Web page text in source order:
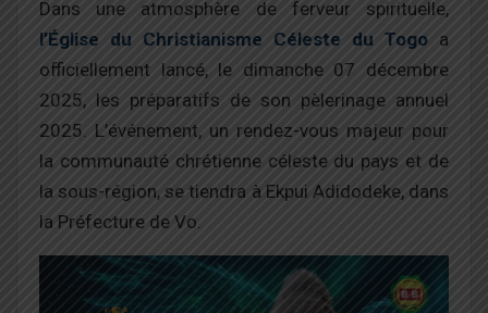
Dans une atmosphère de ferveur spirituelle,
l’Église du Christianisme Céleste du Togo a
officiellement lancé, le dimanche 07 décembre
2025, les préparatifs de son pèlerinage annuel
2025. L’événement, un rendez-vous majeur pour
la communauté chrétienne céleste du pays et de
la sous-région, se tiendra à Ekpui Adidodeke, dans
la Préfecture de Vo.